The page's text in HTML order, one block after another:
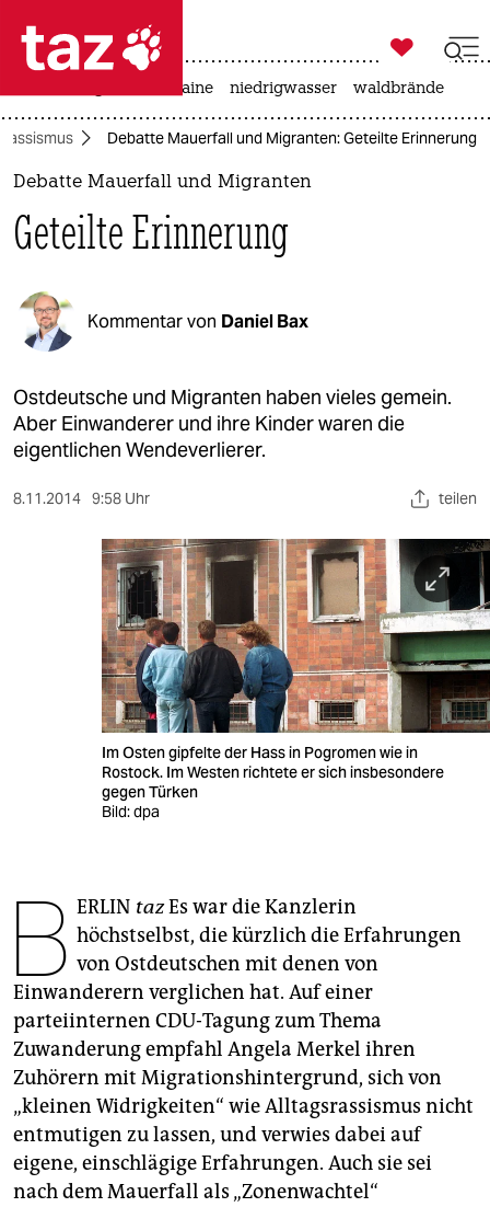
 taz zahl ich
taz zahl ich
politik
öko
gesellschaft
kultur
sport
berlin
wahrheit
veranstaltungen
fragen & hilfe
abo
genossenschaft
epaper login

taz zahl ich
krieg in der ukraine niedrigwasser waldbrände
Rassismus Debatte Mauerfall und Migranten: Geteilte Erinnerung
Debatte Mauerfall und Migranten
Geteilte Erinnerung
Kommentar von Daniel Bax
Ostdeutsche und Migranten haben vieles gemein.
Aber Einwanderer und ihre Kinder waren die
eigentlichen Wendeverlierer.
8.11.2014 9:58 Uhr teilen
Im Osten gipfelte der Hass in Pogromen wie in
Rostock. Im Westen richtete er sich insbesondere
gegen Türken
Bild: dpa
B ERLIN tazEs war die Kanzlerin
höchstselbst, die kürzlich die Erfahrungen
von Ostdeutschen mit denen von
Einwanderern verglichen hat. Auf einer
parteiinternen CDU-Tagung zum Thema
Zuwanderung empfahl Angela Merkel ihren
Zuhörern mit Migrationshintergrund, sich von
„kleinen Widrigkeiten“ wie Alltagsrassismus nicht
entmutigen zu lassen, und verwies dabei auf
eigene, einschlägige Erfahrungen. Auch sie sei
nach dem Mauerfall als „Zonenwachtel“